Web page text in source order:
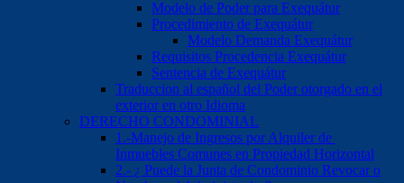
Modelo de Poder para Exequátur
Procedimiento de Exequátur
Modelo Demanda Exequátur
Requisitos Procedencia Exequátur
Sentencia de Exequátur
Traduccion al español del Poder otorgado en el
exterior en otro Idioma
DERECHO CONDOMINIAL
1.-Manejo de Ingresos por Alquiler de
Inmuebles Comunes en Propiedad Horizontal
2.- ¿ Puede la Junta de Condominio Revocar o